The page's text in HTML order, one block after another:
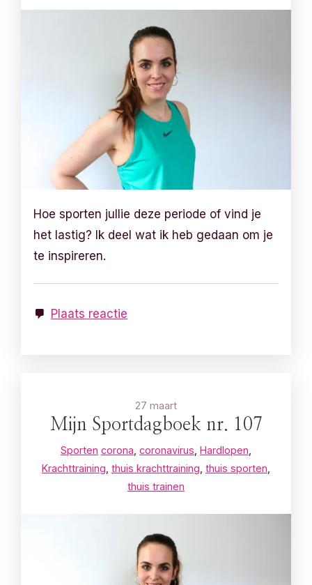
Hoe sporten jullie deze periode of vind je
het lastig? Ik deel wat ik heb gedaan om je
te inspireren.
Plaats reactie
27 maart
Mijn Sportdagboek nr. 107
Sporten corona coronavirus Hardlopen
Krachttraining thuis krachttraining thuis sporten
thuis trainen